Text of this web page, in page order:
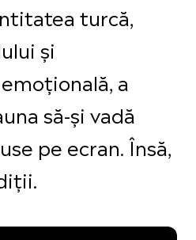
turcă,
și
a
să-și vadă
pe ecran. Însă,